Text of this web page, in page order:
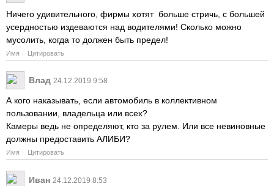
Ничего удивительного, фирмы хотят больше стричь, с большей
усердностью издеваются над водителями! Сколько можно
мусолить, когда то должен быть предел!
Имя Цитировать
Влад 24.12.2019 9:58
А кого наказывать, если автомобиль в коллективном
пользовании, владельца или всех?
Камеры ведь не определяют, кто за рулем. Или все невиновные
должны предоставить АЛИБИ?
Имя Цитировать
Иван 24.12.2019 8:53